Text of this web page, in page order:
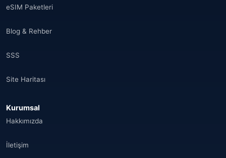
eSIM Paketleri
Blog & Rehber
SSS
Site Haritası
Kurumsal
Hakkımızda
İletişim